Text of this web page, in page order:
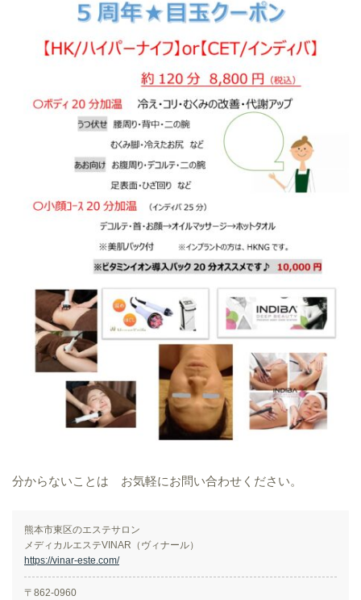
分からないことは お気軽にお問い合わせください。
熊本市東区のエステサロン
メディカルエステVINAR（ヴィナール）
https://vinar-este.com/
〒862-0960